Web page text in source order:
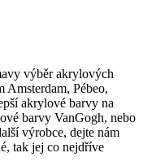
výběr akrylových
Amsterdam, Pébeo,
akrylové barvy na
barvy VanGogh, nebo
výrobce, dejte nám
tak jej co nejdříve